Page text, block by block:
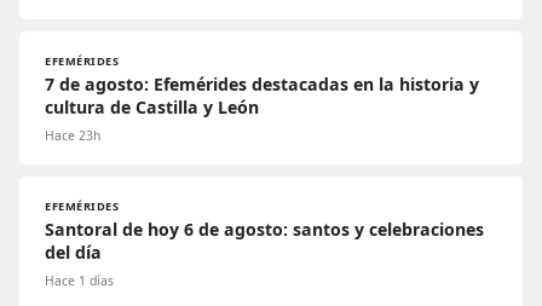
EFEMÉRIDES
7 de agosto: Efemérides destacadas en la historia y
cultura de Castilla y León
Hace 23h
EFEMÉRIDES
Santoral de hoy 6 de agosto: santos y celebraciones
del día
Hace 1 días